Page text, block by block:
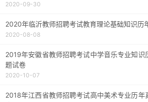
2020-09-30
2020年临沂教师招聘考试教育理论基础知识历
2020-08-08
2019年安徽省教师招聘考试中学音乐专业知识
题试卷
2020-10-07
2018年江西省教师招聘考试高中美术专业历年